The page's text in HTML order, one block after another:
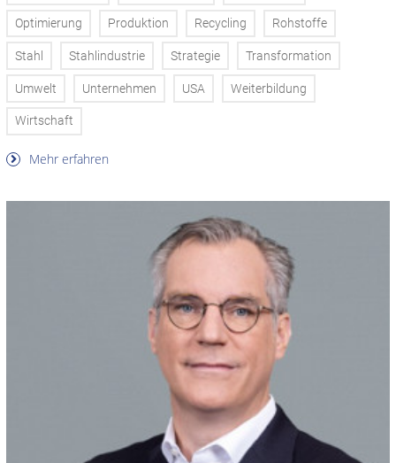
Optimierung Produktion Recycling Rohstoffe
Stahl Stahlindustrie Strategie Transformation
Umwelt Unternehmen USA Weiterbildung
Wirtschaft
Mehr erfahren